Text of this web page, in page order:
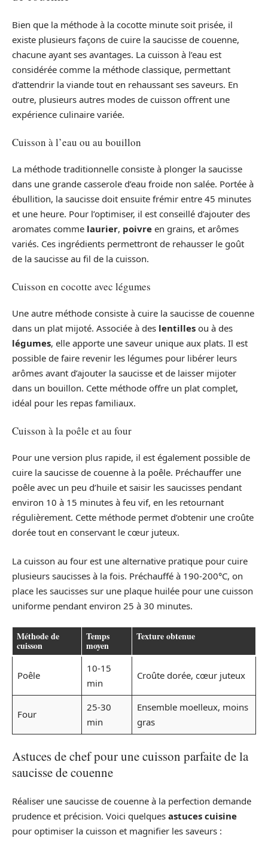
Bien que la méthode à la cocotte minute soit prisée, il
existe plusieurs façons de cuire la saucisse de couenne,
chacune ayant ses avantages. La cuisson à l’eau est
considérée comme la méthode classique, permettant
d’attendrir la viande tout en rehaussant ses saveurs. En
outre, plusieurs autres modes de cuisson offrent une
expérience culinaire variée.
Cuisson à l’eau ou au bouillon
La méthode traditionnelle consiste à plonger la saucisse
dans une grande casserole d’eau froide non salée. Portée à
ébullition, la saucisse doit ensuite frémir entre 45 minutes
et une heure. Pour l’optimiser, il est conseillé d’ajouter des
aromates comme laurier, poivre en grains, et arômes
variés. Ces ingrédients permettront de rehausser le goût
de la saucisse au fil de la cuisson.
Cuisson en cocotte avec légumes
Une autre méthode consiste à cuire la saucisse de couenne
dans un plat mijoté. Associée à des lentilles ou à des
légumes, elle apporte une saveur unique aux plats. Il est
possible de faire revenir les légumes pour libérer leurs
arômes avant d’ajouter la saucisse et de laisser mijoter
dans un bouillon. Cette méthode offre un plat complet,
idéal pour les repas familiaux.
Cuisson à la poêle et au four
Pour une version plus rapide, il est également possible de
cuire la saucisse de couenne à la poêle. Préchauffer une
poêle avec un peu d’huile et saisir les saucisses pendant
environ 10 à 15 minutes à feu vif, en les retournant
régulièrement. Cette méthode permet d’obtenir une croûte
dorée tout en conservant le cœur juteux.
La cuisson au four est une alternative pratique pour cuire
plusieurs saucisses à la fois. Préchauffé à 190-200°C, on
place les saucisses sur une plaque huilée pour une cuisson
uniforme pendant environ 25 à 30 minutes.
Méthode de
cuisson
Temps
moyen
Texture obtenue
Poêle
10-15
min
Croûte dorée, cœur juteux
Four
25-30
min
Ensemble moelleux, moins
gras
Astuces de chef pour une cuisson parfaite de la
saucisse de couenne
Réaliser une saucisse de couenne à la perfection demande
prudence et précision. Voici quelques astuces cuisine
pour optimiser la cuisson et magnifier les saveurs :